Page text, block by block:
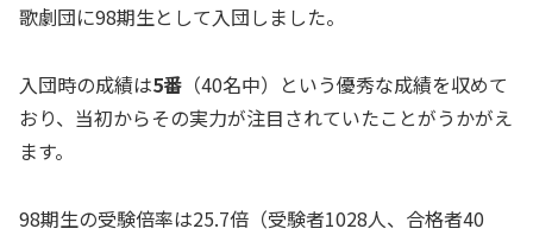
歌劇団に98期生として入団しました。
入団時の成績は5番 （40名中）という優秀な成績を収めて
おり、当初からその実力が注目されていたことがうかがえ
ます。
98期生の受験倍率は25.7倍（受験者1028人、合格者40